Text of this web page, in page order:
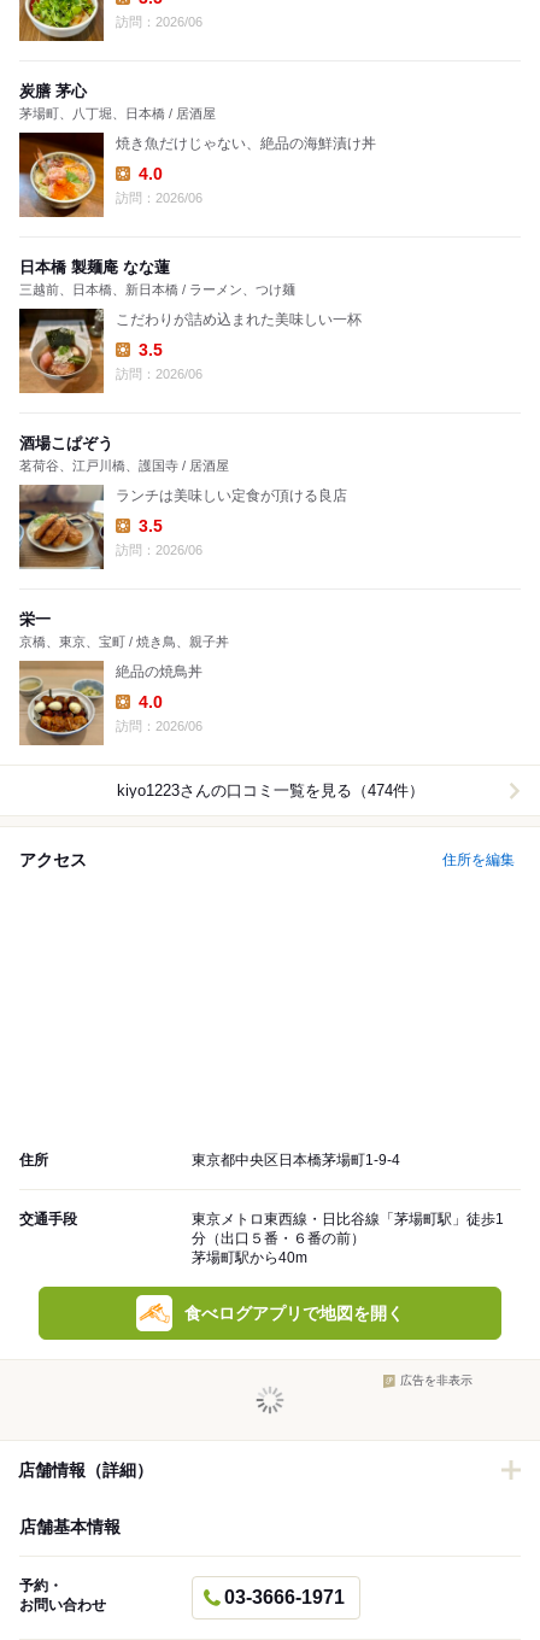
Lunch:
訪問：2026/06
炭膳 茅心
茅場町、八丁堀、日本橋 / 居酒屋
焼き魚だけじゃない、絶品の海鮮漬け丼
Lunch:
4.0
訪問：2026/06
日本橋 製麺庵 なな蓮
三越前、日本橋、新日本橋 / ラーメン、つけ麺
こだわりが詰め込まれた美味しい一杯
Lunch:
3.5
訪問：2026/06
酒場こぱぞう
茗荷谷、江戸川橋、護国寺 / 居酒屋
ランチは美味しい定食が頂ける良店
Lunch:
3.5
訪問：2026/06
栄一
京橋、東京、宝町 / 焼き鳥、親子丼
絶品の焼鳥丼
Lunch:
4.0
訪問：2026/06
kiyo1223さんの口コミ一覧を見る（474件）
アクセス 住所を編集
住所 東京都中央区日本橋茅場町1-9-4
交通手段
東京メトロ東西線・日比谷線「茅場町駅」徒歩1
分（出口５番・６番の前）
茅場町駅から40m
食べログアプリで地図を開く
広告を非表示
店舗情報（詳細）
店舗基本情報
予約・
お問い合わせ
03-3666-1971